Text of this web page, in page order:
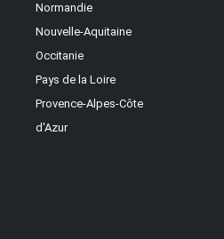
Normandie
Nouvelle-Aquitaine
Occitanie
Pays de la Loire
Provence-Alpes-Côte
d'Azur